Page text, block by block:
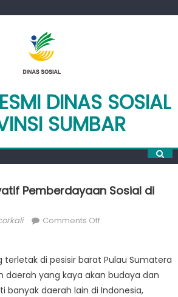
DINAS SOSIAL
SUMBAR
Pemberdayaan Sosial di
Comments Offon
Pemberdayaan
Sosial
di
terletak di pesisir barat Pulau Sumatera
daerah yang kaya akan budaya dan
banyak daerah lain di Indonesia,